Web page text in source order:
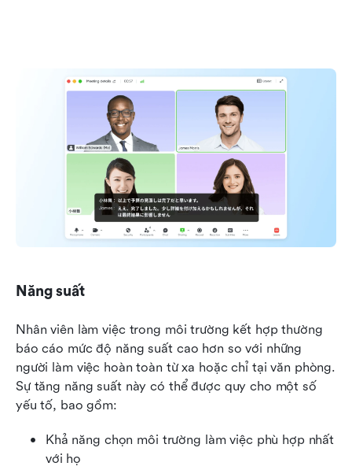
Năng suất
Nhân viên làm việc trong môi trường kết hợp thường
báo cáo mức độ năng suất cao hơn so với những
người làm việc hoàn toàn từ xa hoặc chỉ tại văn phòng.
Sự tăng năng suất này có thể được quy cho một số
yếu tố, bao gồm:
Khả năng chọn môi trường làm việc phù hợp nhất
với họ